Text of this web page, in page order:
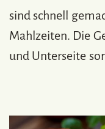
sind schnell
Mahlzeiten. Die
und Unterseite